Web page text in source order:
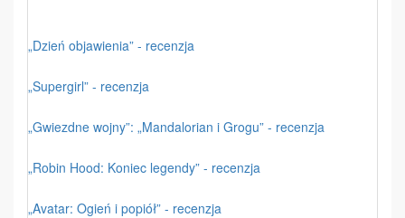
„Dzień objawienia” - recenzja
„Supergirl” - recenzja
„Gwiezdne wojny”: „Mandalorian i Grogu” - recenzja
„Robin Hood: Koniec legendy” - recenzja
„Avatar: Ogień i popiół” - recenzja